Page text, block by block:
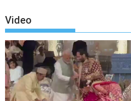
Video
Video
Player